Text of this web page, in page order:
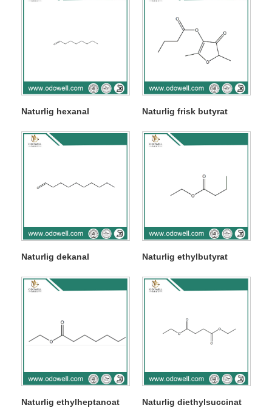
Naturlig hexanal Naturlig frisk butyrat
Naturlig dekanal Naturlig ethylbutyrat
Naturlig ethylheptanoat Naturlig diethylsuccinat